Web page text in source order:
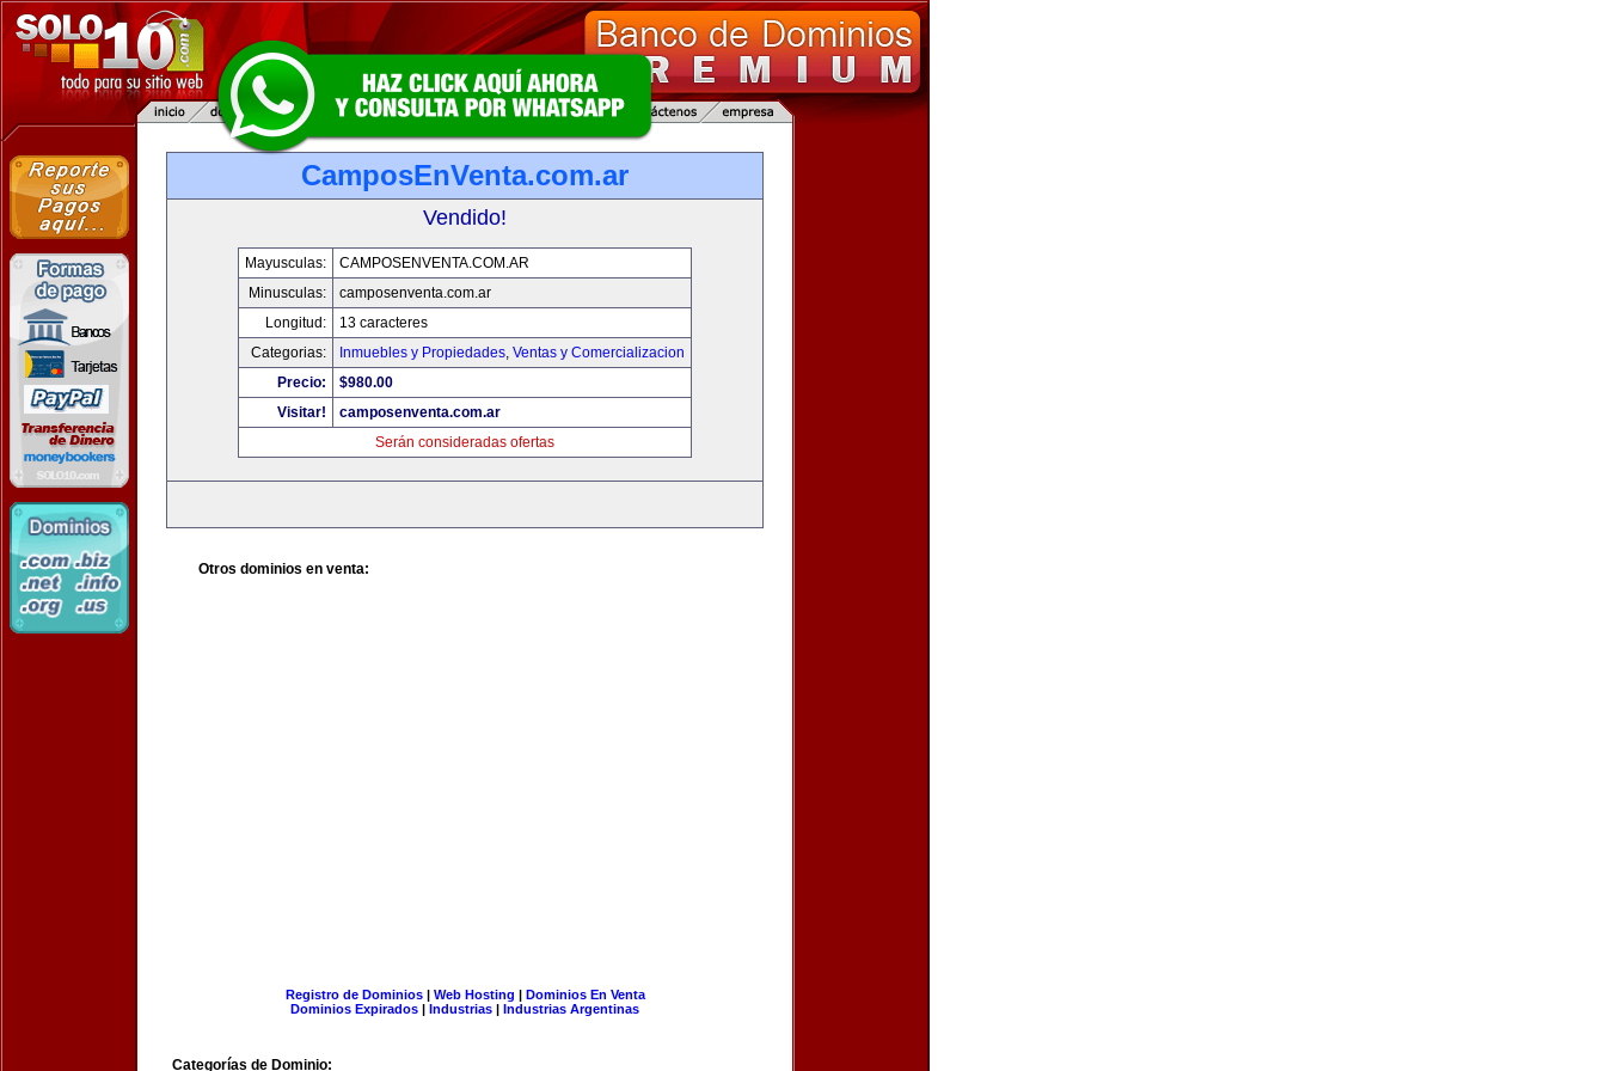
CamposEnVenta.com.ar
Vendido!
Mayusculas:
CAMPOSENVENTA.COM.AR
Minusculas:
camposenventa.com.ar
Longitud:
13 caracteres
Categorias:
Inmuebles y Propiedades, Ventas y Comercializacion
Precio:
$980.00
Visitar!
camposenventa.com.ar
Serán consideradas ofertas
Otros dominios en venta:
Registro de Dominios| Web Hosting | Dominios En Venta
Dominios Expirados | Industrias | Industrias Argentinas
Categorías de Dominio: